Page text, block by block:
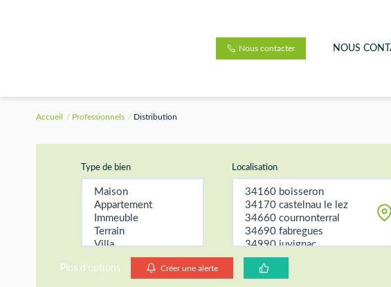
Nous contacter NOUS
Accueil Professionnels Distribution
Type de bien Localisation
Plus d'options Créer une alerte